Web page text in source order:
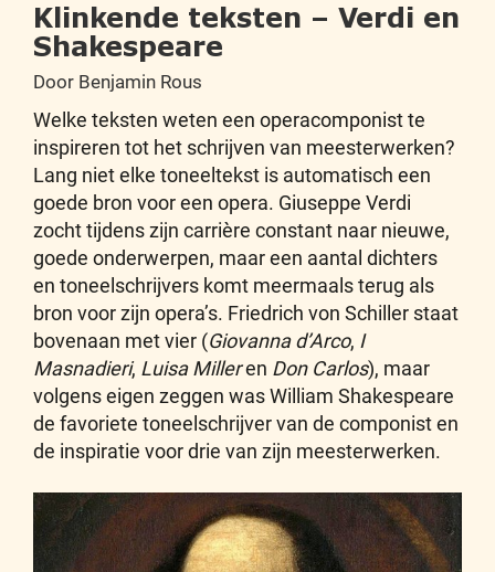
Klinkende teksten – Verdi en
Shakespeare
Door Benjamin Rous
Welke teksten weten een operacomponist te
inspireren tot het schrijven van meesterwerken?
Lang niet elke toneeltekst is automatisch een
goede bron voor een opera. Giuseppe Verdi
zocht tijdens zijn carrière constant naar nieuwe,
goede onderwerpen, maar een aantal dichters
en toneelschrijvers komt meermaals terug als
bron voor zijn opera’s. Friedrich von Schiller staat
bovenaan met vier (Giovanna d’Arco, I
Masnadieri, Luisa Milleren Don Carlos), maar
volgens eigen zeggen was William Shakespeare
de favoriete toneelschrijver van de componist en
de inspiratie voor drie van zijn meesterwerken.